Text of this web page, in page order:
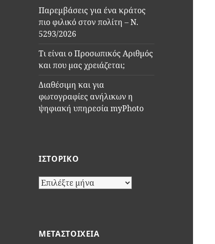
Παρεμβάσεις για ένα κράτος
πιο φιλικό στον πολίτη – Ν.
5293/2026
Τι είναι ο Προσωπικός Αριθμός
και που μας χρειάζεται;
Διαθέσιμη και για
φωτογραφίες ανήλικων η
ψηφιακή υπηρεσία myPhoto
ΙΣΤΟΡΙΚΌ
Ιστορικό
ΜΕΤΑΣΤΟΙΧΕΊΑ